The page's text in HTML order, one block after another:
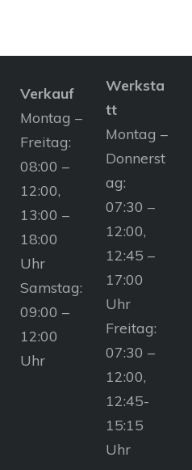
Verkauf
Montag –
Freitag:
08:00 –
12:00,
13:00 –
18:00
Uhr
Samstag:
09:00 –
12:00
Uhr
Werksta
tt
Montag –
Donnerst
ag:
07:30 –
12:00,
12:45 –
17:00
Uhr
Freitag:
07:30 –
12:00,
12:45-
15:15
Uhr